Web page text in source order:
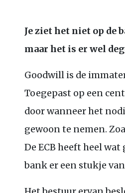
Je ziet het niet op de
maar het is er wel
Goodwill is de
Toegepast op een
door wanneer het
gewoon te nemen.
De ECB heeft heel wat
bank er een stukje